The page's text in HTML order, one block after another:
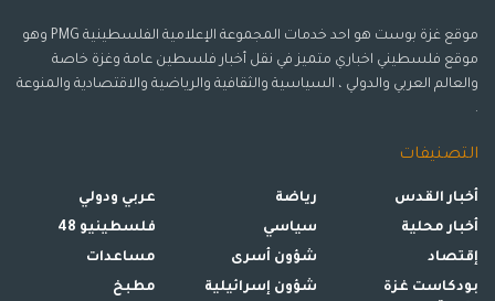
موقع غزة بوست هو احد خدمات المجموعة الإعلامية الفلسطينية PMG وهو
موقع فلسطيني اخباري متميز في نقل أخبار فلسطين عامة وغزة خاصة
والعالم العربي والدولي ، السياسية والثقافية والرياضية والاقتصادية والمنوعة
.
التصنيفات
أخبار القدس
أخبار محلية
إقتصاد
بودكاست غزة
رياضة
سياسي
شؤون أسرى
شؤون إسرائيلية
عربي ودولي
فلسطينيو 48
مساعدات
مطبخ